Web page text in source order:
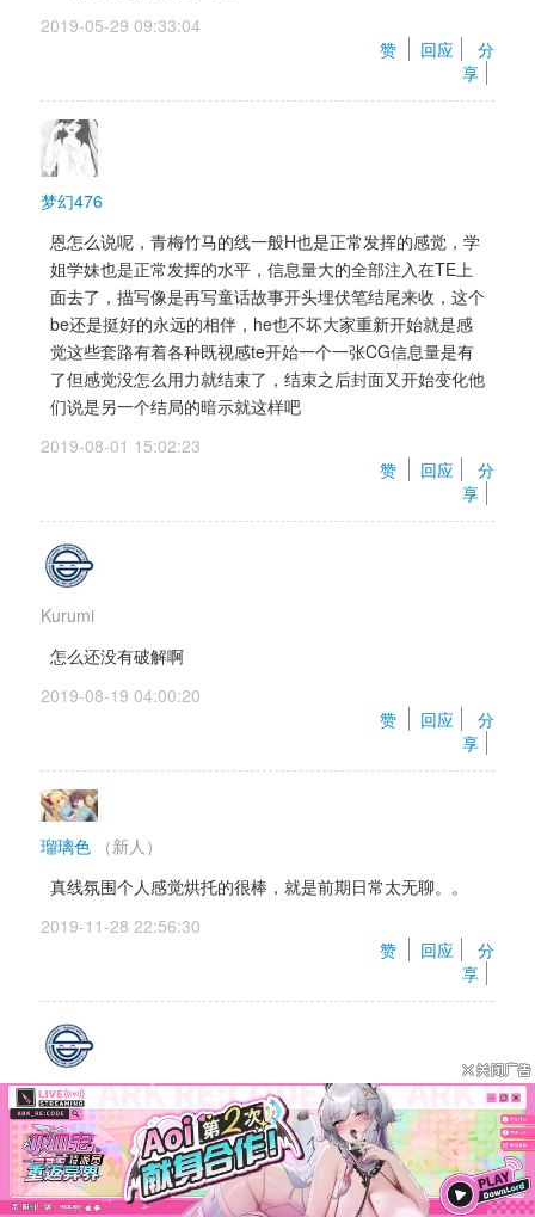
2019-05-29 09:33:04
赞
回应
分
享
梦幻476
恩怎么说呢，青梅竹马的线一般H也是正常发挥的感觉，学
姐学妹也是正常发挥的水平，信息量大的全部注入在TE上
面去了，描写像是再写童话故事开头埋伏笔结尾来收，这个
be还是挺好的永远的相伴，he也不坏大家重新开始就是感
觉这些套路有着各种既视感te开始一个一张CG信息量是有
了但感觉没怎么用力就结束了，结束之后封面又开始变化他
们说是另一个结局的暗示就这样吧
2019-08-01 15:02:23
赞
回应
分
享
Kurumi
怎么还没有破解啊
2019-08-19 04:00:20
赞
回应
分
享
瑠璃色
（新人）
真线氛围个人感觉烘托的很棒，就是前期日常太无聊。。
2019-11-28 22:56:30
赞
回应
分
享
N7-typhoon
大爱纯爱作 (￣ˇ￣)
2020-04-23 18:11:39
赞
回应
分